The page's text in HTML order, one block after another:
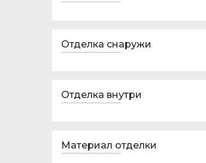
Отделка снаружи
Отделка внутри
Материал отделки